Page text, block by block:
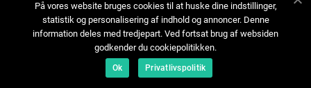
Cookies
Contact
Sitemap
På vores website bruges cookies til at huske dine indstillinger,
statistik og personalisering af indhold og annoncer. Denne
information deles med tredjepart. Ved fortsat brug af websiden
godkender du cookiepolitikken.
Ok Privatlivspolitik